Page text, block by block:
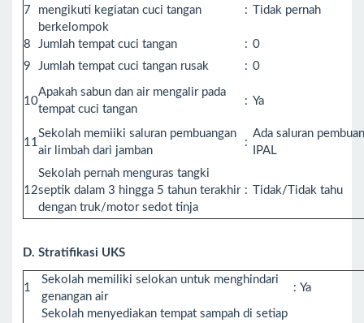
7
mengikuti kegiatan cuci tangan
berkelompok
: Tidak pernah
8 Jumlah tempat cuci tangan : 0
9
Jumlah tempat cuci tangan rusak : 0
10
Apakah sabun dan air mengalir pada
tempat cuci tangan
: Ya
11
Sekolah memiiki saluran pembuangan
air limbah dari jamban
:
Ada saluran
IPAL
12
Sekolah pernah menguras tangki
septik dalam 3 hingga 5 tahun terakhir
dengan truk/motor sedot tinja
: Tidak/Tidak tahu
D. Stratifikasi UKS
1
Sekolah memiliki selokan untuk menghindari
genangan air
: Ya
Sekolah menyediakan tempat sampah di setiap